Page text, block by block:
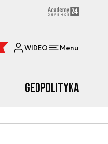
WIDEO Menu
Geopolityka